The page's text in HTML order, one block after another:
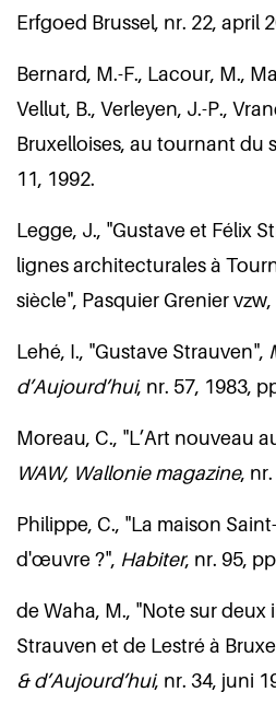
Erfgoed Brussel, nr. 22, april
Bernard, M.-F., Lacour, M.,
Vellut, B., Verleyen, J.-P.,
Bruxelloises, au tournant du
11, 1992.
Legge, J., "Gustave et Félix
lignes architecturales à
siècle", Pasquier Grenier
Lehé, I., "Gustave Strauven",
d’Aujourd’hui, nr. 57, 1983,
Moreau, C., "L’Art nouveau
WAW, Wallonie magazine,
Philippe, C., "La maison
d'œuvre ?", Habiter, nr. 95,
de Waha, M., "Note sur deux
Strauven et de Lestré à
& d’Aujourd’hui, nr. 34, juni